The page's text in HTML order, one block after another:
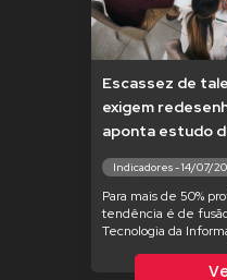
Escassez de
exigem
aponta estudo
Indicadores - 14/07/
Para mais de 50%
tendência é de
Tecnologia da